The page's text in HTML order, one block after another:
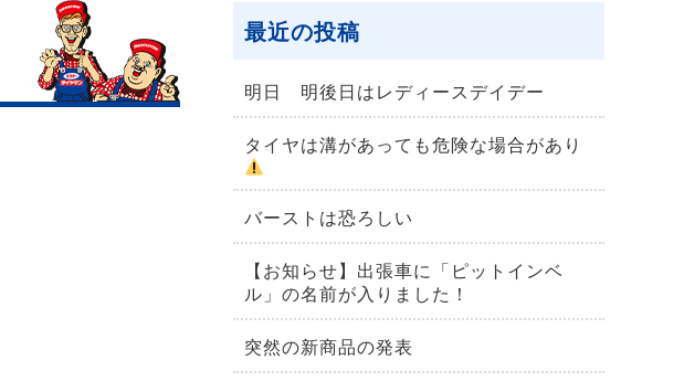
最近の投稿
明日 明後日はレディースデイデー
タイヤは溝があっても危険な場合があり
バーストは恐ろしい
【お知らせ】出張車に「ピットインベ
ル」の名前が入りました！
突然の新商品の発表